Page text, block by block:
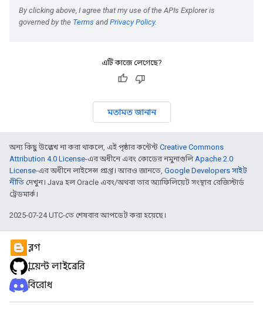
এটি কাজে লেগেছে?
মতামত জানান
অন্য কিছু উল্লেখ না করা থাকলে, এই পৃষ্ঠার কন্টেন্ট Creative Commons
Attribution 4.0 License-এর অধীনে এবং কোডের নমুনাগুলিApache 2.0
License-এর অধীনে লাইসেন্স প্রাপ্ত। আরও জানতে, Google Developers সাইট
নীতি দেখুন। Java হল Oracle এবং/অথবা তার অ্যাফিলিয়েট সংস্থার রেজিস্টার্ড
ট্রেডমার্ক।
2025-07-24 UTC-তে শেষবার আপডেট করা হয়েছে।
ব্লগ
ক্লায়েন্ট লাইব্রেরি
বিরোধ